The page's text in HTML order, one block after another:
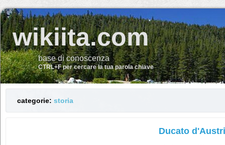
wikiita.com
base di conoscenza
CTRL+F per cercare la tua parola chiave
categorie: storia
Ducato